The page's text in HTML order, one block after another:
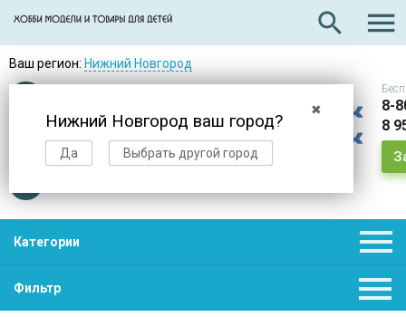
search 
Ваш регион: Нижний Новгород
✖
Нижний Новгород ваш город?
Да Выбрать другой город
Доставкав день заказа
8-
8
Категории 
Фильтр 